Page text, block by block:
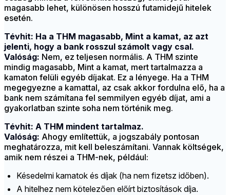
magasabb lehet, különösen hosszú futamidejű hitelek
esetén.
Tévhit: Ha a THM magasabb, Mint a kamat, az azt
jelenti, hogy a bank rosszul számolt vagy csal.
Valóság: Nem, ez teljesen normális. A THM szinte
mindig magasabb, Mint a kamat, mert tartalmazza a
kamaton felüli egyéb díjakat. Ez a lényege. Ha a THM
megegyezne a kamattal, az csak akkor fordulna elő, ha a
bank nem számítana fel semmilyen egyéb díjat, ami a
gyakorlatban szinte soha nem történik meg.
Tévhit: A THM mindent tartalmaz.
Valóság: Ahogy említettük, a jogszabály pontosan
meghatározza, mit kell beleszámítani. Vannak költségek,
amik nem részei a THM-nek, például:
Késedelmi kamatok és díjak (ha nem fizetsz időben).
A hitelhez nem kötelezően előírt biztosítások díja.